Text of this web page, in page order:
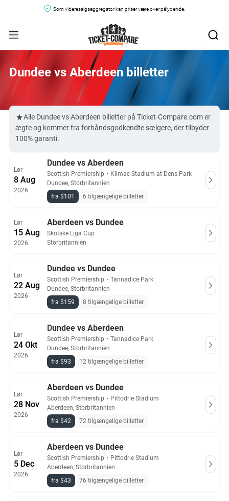
Som videresalgsaggregator kan priser være over pålydende.
Dundee vs Aberdeen billetter
Alle Dundee vs Aberdeen billetter på Ticket-Compare.com er
ægte og kommer fra forhåndsgodkendte sælgere, der tilbyder
100% garanti.
Lør
8 Aug
2026
Dundee vs Aberdeen
Scottish Premiership ・ Kilmac Stadium at Dens Park
Dundee, Storbritannien
fra $101
6 tilgængelige billetter
Lør
15 Aug
2026
Aberdeen vs Dundee
Skotske Liga Cup
Storbritannien
Lør
22 Aug
2026
Dundee vs Dundee
Scottish Premiership ・ Tannadice Park
Dundee, Storbritannien
fra $159
8 tilgængelige billetter
Lør
24 Okt
2026
Dundee vs Aberdeen
Scottish Premiership ・ Tannadice Park
Dundee, Storbritannien
fra $93
12 tilgængelige billetter
Lør
28 Nov
2026
Aberdeen vs Dundee
Scottish Premiership ・ Pittodrie Stadium
Aberdeen, Storbritannien
fra $42
72 tilgængelige billetter
Lør
5 Dec
2026
Aberdeen vs Dundee
Scottish Premiership ・ Pittodrie Stadium
Aberdeen, Storbritannien
fra $43
76 tilgængelige billetter